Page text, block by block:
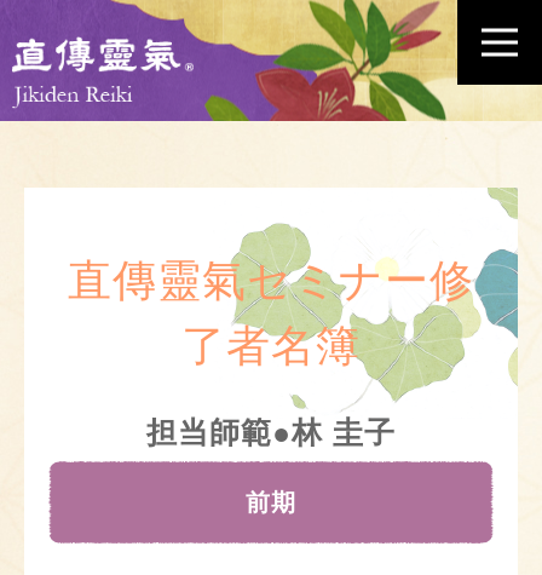
直傳靈氣セミナー修
了者名簿
担当師範●林 圭子
前期